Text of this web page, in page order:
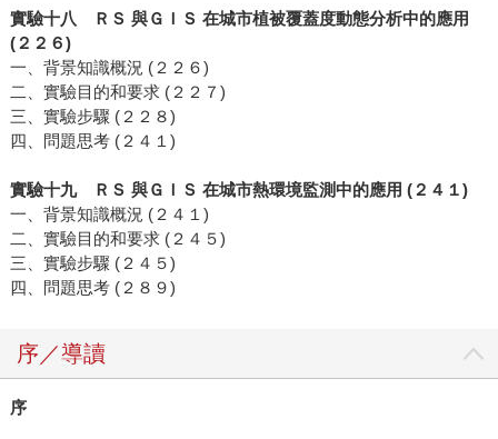
實驗十八 ＲＳ 與ＧＩＳ 在城市植被覆蓋度動態分析中的應用
(２２６)
一、背景知識概況 (２２６)
二、實驗目的和要求 (２２７)
三、實驗步驟 (２２８)
四、問題思考 (２４１)
實驗十九 ＲＳ 與ＧＩＳ 在城市熱環境監測中的應用 (２４１)
一、背景知識概況 (２４１)
二、實驗目的和要求 (２４５)
三、實驗步驟 (２４５)
四、問題思考 (２８９)
序／導讀
序